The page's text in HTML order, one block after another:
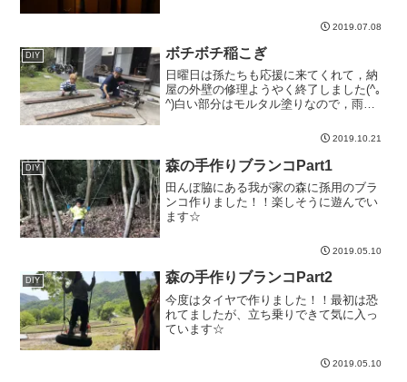
2019.07.08
DIY ボチボチ稲こぎ
日曜日は孫たちも応援に来てくれて，納
屋の外壁の修理ようやく終了しました(^｡
^)白い部分はモルタル塗りなので，雨風
2019.10.21
DIY 森の手作りブランコPart1
田んぼ脇にある我が家の森に孫用のブラ
ンコ作りました！！楽しそうに遊んでい
ます☆
2019.05.10
DIY 森の手作りブランコPart2
今度はタイヤで作りました！！最初は恐
れてましたが、立ち乗りできて気に入っ
ています☆
2019.05.10